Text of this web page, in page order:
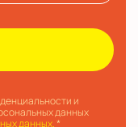
и
данных
данных.*